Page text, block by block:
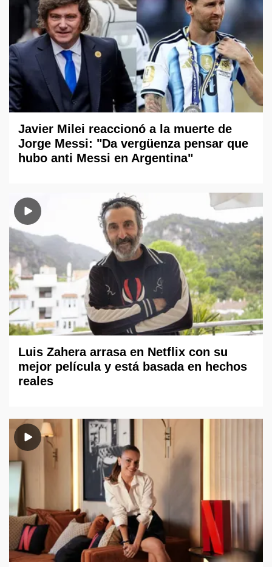
Javier Milei reaccionó a la muerte de
Jorge Messi: "Da vergüenza pensar que
hubo anti Messi en Argentina"
Luis Zahera arrasa en Netflix con su
mejor película y está basada en hechos
reales